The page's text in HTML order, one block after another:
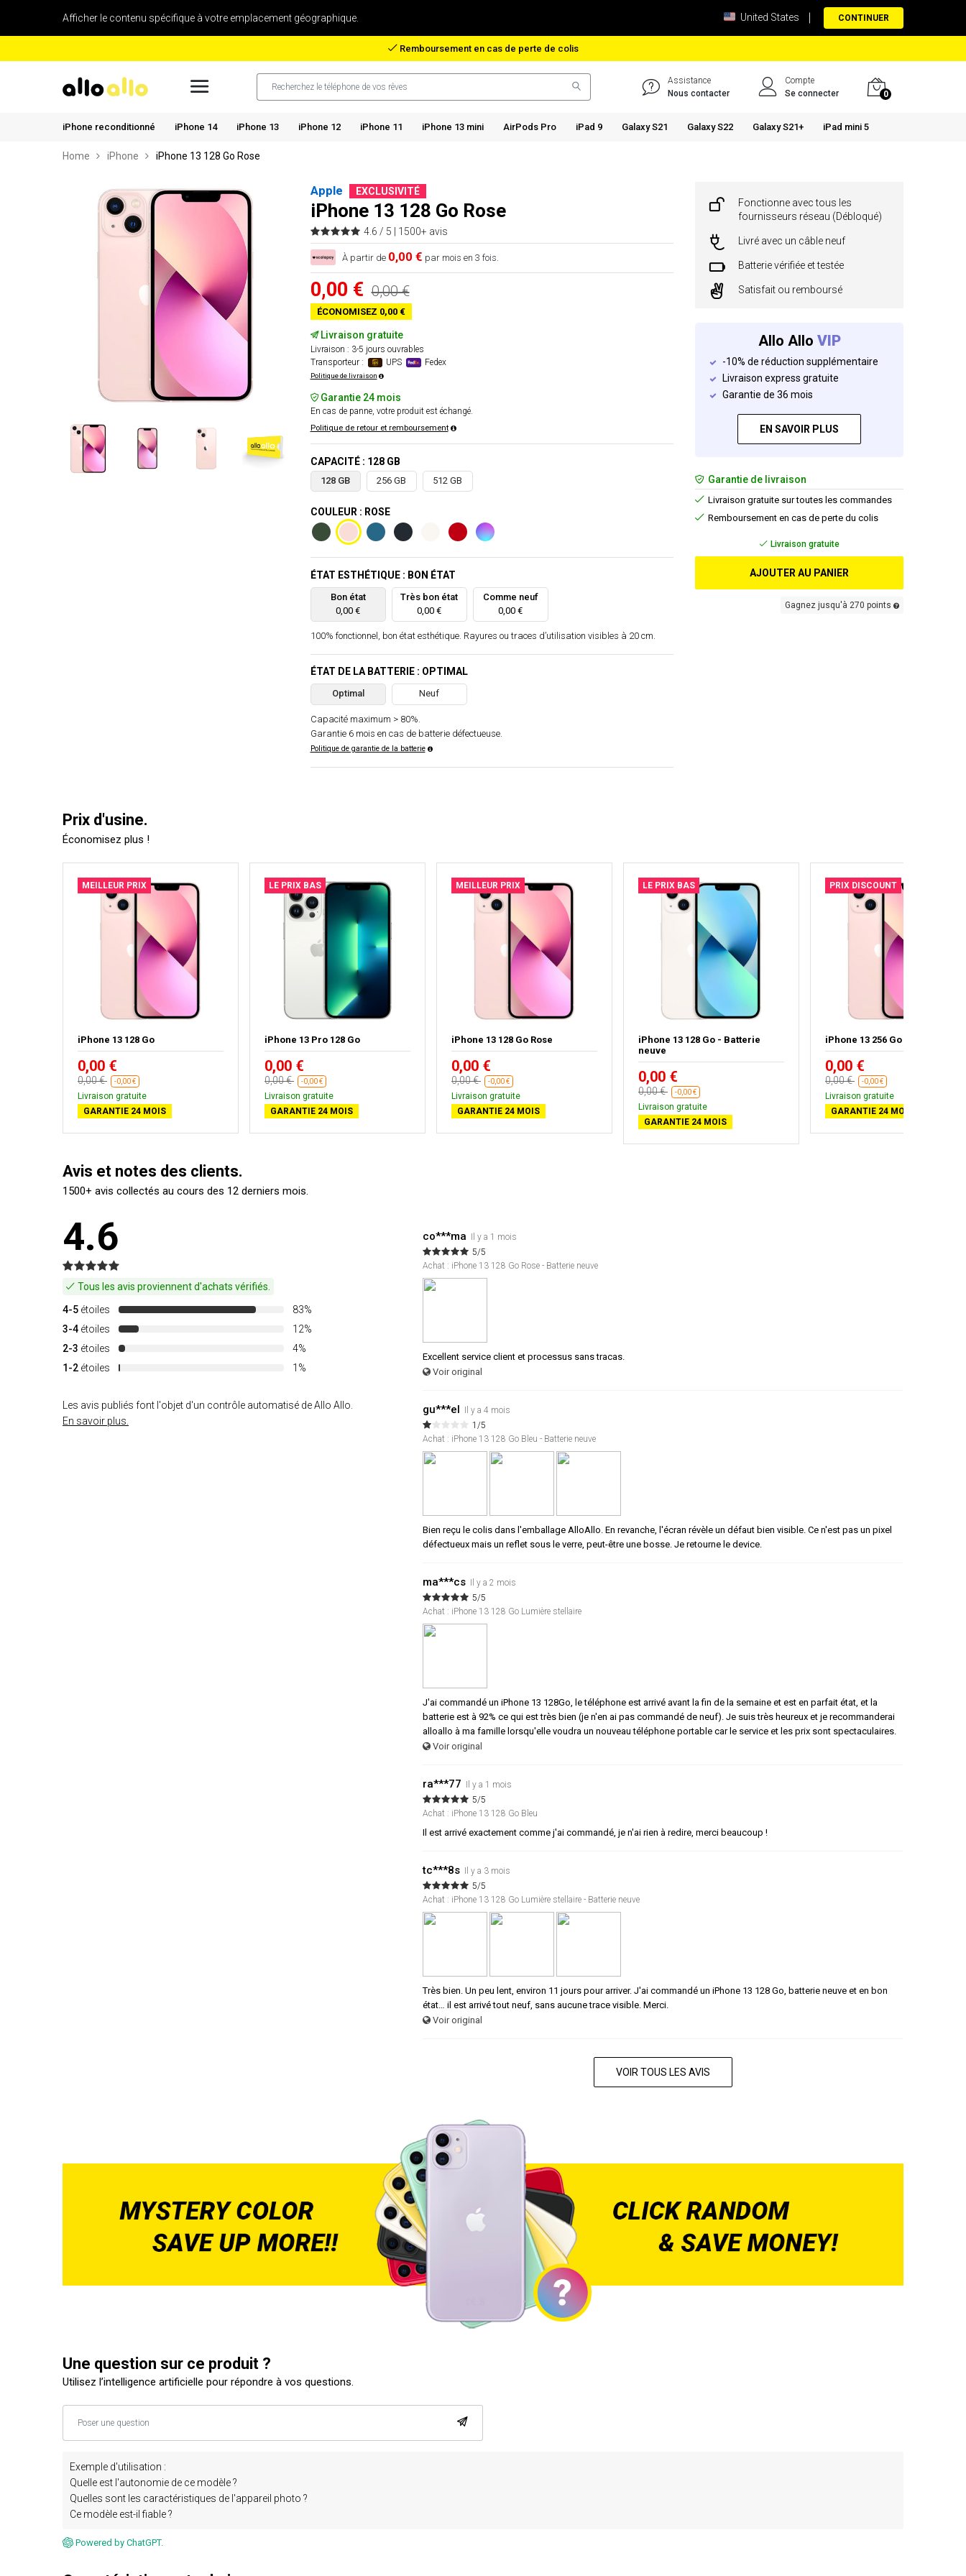
Afficher le contenu spécifique à votre emplacement géographique. United States CONTINUER
Remboursement en cas de perte de colis
Assistance
Nous contacter
Compte
Se connecter
0
iPhone reconditionné iPhone 14 iPhone 13 iPhone 12 iPhone 11 iPhone 13 mini AirPods Pro iPad 9 Galaxy S21 Galaxy S22 Galaxy S21+ iPad mini 5
Home iPhone iPhone 13 128 Go Rose
Apple EXCLUSIVITÉ
iPhone 13 128 Go Rose
4.6 / 5 | 1500+ avis
À partir de 0,00 € par mois en 3 fois.
0,00 € 0,00 €
ÉCONOMISEZ 0,00 €
Livraison gratuite
Livraison : 3-5 jours ouvrables
Transporteur :
UPS Fedex
Politique de livraison
Garantie 24 mois
En cas de panne, votre produit est échangé.
Politique de retour et remboursement
CAPACITÉ : 128 GB
128 GB 256 GB 512 GB
COULEUR : ROSE
ÉTAT ESTHÉTIQUE : BON ÉTAT
Bon état
0,00 €
Très bon état
0,00 €
Comme neuf
0,00 €
100% fonctionnel, bon état esthétique. Rayures ou traces d’utilisation visibles à 20 cm.
ÉTAT DE LA BATTERIE : OPTIMAL
Optimal Neuf
Capacité maximum > 80%.
Garantie 6 mois en cas de batterie défectueuse.
Politique de garantie de la batterie
Fonctionne avec tous les
fournisseurs réseau (Débloqué)
Livré avec un câble neuf
Batterie vérifiée et testée
Satisfait ou remboursé
Allo Allo VIP
-10% de réduction supplémentaire
Livraison express gratuite
Garantie de 36 mois
EN SAVOIR PLUS
Garantie de livraison
Livraison gratuite sur toutes les commandes
Remboursement en cas de perte du colis
Livraison gratuite
AJOUTER AU PANIER
Gagnez jusqu'à 270 points
Prix d'usine.
Économisez plus !
MEILLEUR PRIX
iPhone 13 128 Go
0,00 €
0,00 € -0,00 €
Livraison gratuite
GARANTIE 24 MOIS
LE PRIX BAS
iPhone 13 Pro 128 Go
0,00 €
0,00 € -0,00 €
Livraison gratuite
GARANTIE 24 MOIS
MEILLEUR PRIX
iPhone 13 128 Go Rose
0,00 €
0,00 € -0,00 €
Livraison gratuite
GARANTIE 24 MOIS
LE PRIX BAS
iPhone 13 128 Go - Batterie
neuve
0,00 €
0,00 € -0,00 €
Livraison gratuite
GARANTIE 24 MOIS
PRIX DISCOUNT
iPhone 13 256 Go
0,00 €
0,00 € -0,00 €
Livraison gratuite
GARANTIE 24 MOIS
Avis et notes des clients.
1500+ avis collectés au cours des 12 derniers mois.
4.6
Tous les avis proviennent d'achats vérifiés.
4-5 étoiles
83%
3-4 étoiles
12%
2-3 étoiles
4%
1-2 étoiles 1%
Les avis publiés font l'objet d'un contrôle automatisé de Allo Allo.
En savoir plus.
co***ma Il y a 1 mois
5/5
Achat : iPhone 13 128 Go Rose - Batterie neuve
Excellent service client et processus sans tracas.
Voir original
gu***el Il y a 4 mois
1/5
Achat : iPhone 13 128 Go Bleu - Batterie neuve
Bien reçu le colis dans l'emballage AlloAllo. En revanche, l'écran révèle un défaut bien visible. Ce n'est pas un pixel
défectueux mais un reflet sous le verre, peut-être une bosse. Je retourne le device.
ma***cs Il y a 2 mois
5/5
Achat : iPhone 13 128 Go Lumière stellaire
J'ai commandé un iPhone 13 128Go, le téléphone est arrivé avant la fin de la semaine et est en parfait état, et la
batterie est à 92% ce qui est très bien (je n'en ai pas commandé de neuf). Je suis très heureux et je recommanderai
alloallo à ma famille lorsqu'elle voudra un nouveau téléphone portable car le service et les prix sont spectaculaires.
Voir original
ra***77 Il y a 1 mois
5/5
Achat : iPhone 13 128 Go Bleu
Il est arrivé exactement comme j'ai commandé, je n'ai rien à redire, merci beaucoup !
tc***8s Il y a 3 mois
5/5
Achat : iPhone 13 128 Go Lumière stellaire - Batterie neuve
Très bien. Un peu lent, environ 11 jours pour arriver. J'ai commandé un iPhone 13 128 Go, batterie neuve et en bon
état… il est arrivé tout neuf, sans aucune trace visible. Merci.
Voir original
VOIR TOUS LES AVIS
Une question sur ce produit ?
Utilisez l’intelligence artificielle pour répondre à vos questions.
Exemple d'utilisation :
Quelle est l'autonomie de ce modèle ?
Quelles sont les caractéristiques de l'appareil photo ?
Ce modèle est-il fiable ?
Powered by ChatGPT.